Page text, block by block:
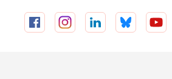
Volg
Volg
Volg
Volg
Volg